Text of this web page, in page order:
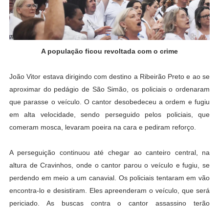
A população ficou revoltada com o crime
João Vitor estava dirigindo com destino a Ribeirão Preto e ao se
aproximar do pedágio de São Simão, os policiais o ordenaram
que parasse o veículo. O cantor desobedeceu a ordem e fugiu
em alta velocidade, sendo perseguido pelos policiais, que
comeram mosca, levaram poeira na cara e pediram reforço.
A perseguição continuou até chegar ao canteiro central, na
altura de Cravinhos, onde o cantor parou o veículo e fugiu, se
perdendo em meio a um canavial. Os policiais tentaram em vão
encontra-lo e desistiram. Eles apreenderam o veículo, que será
periciado. As buscas contra o cantor assassino terão